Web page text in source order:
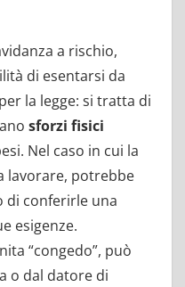
a rischio,
di esentarsi da
la legge: si tratta di
sforzi fisici
Nel caso in cui la
lavorare, potrebbe
di conferirle una
esigenze.
“congedo”, può
o dal datore di